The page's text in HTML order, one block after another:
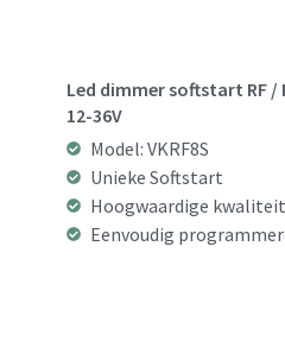
Led dimmer softstart RF /
12-36V
Model: VKRF8S
Unieke Softstart
Hoogwaardige kwaliteit
Eenvoudig